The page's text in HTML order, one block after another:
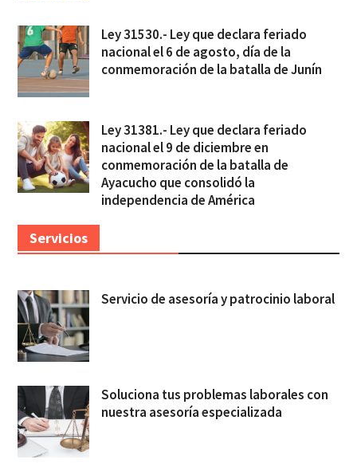
Ley 31530.- Ley que declara feriado
nacional el 6 de agosto, día de la
conmemoración de la batalla de Junín
Ley 31381.- Ley que declara feriado
nacional el 9 de diciembre en
conmemoración de la batalla de
Ayacucho que consolidó la
independencia de América
Servicios
Servicio de asesoría y patrocinio laboral
Soluciona tus problemas laborales con
nuestra asesoría especializada